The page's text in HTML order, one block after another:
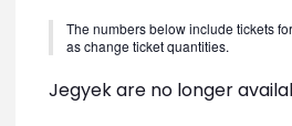
The numbers below include tickets
as change ticket quantities.
Jegyek are no longer